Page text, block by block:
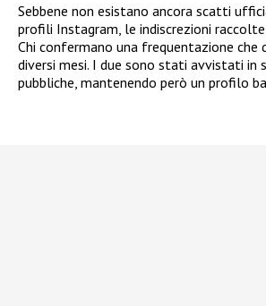
Sebbene non esistano ancora scatti
profili Instagram, le indiscrezioni
Chi confermano una frequentazione che
diversi mesi. I due sono stati avvistati in
pubbliche, mantenendo però un profilo